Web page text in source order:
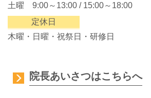
土曜 9:00～13:00 / 15:00～18:00
定休日
木曜・日曜・祝祭日・研修日
院長あいさつはこちらへ